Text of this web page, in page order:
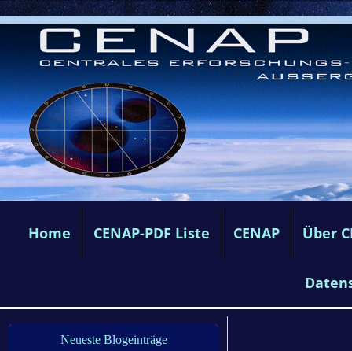
Home CENAP-PDF Liste CENAP Über
Neueste Blogeinträge